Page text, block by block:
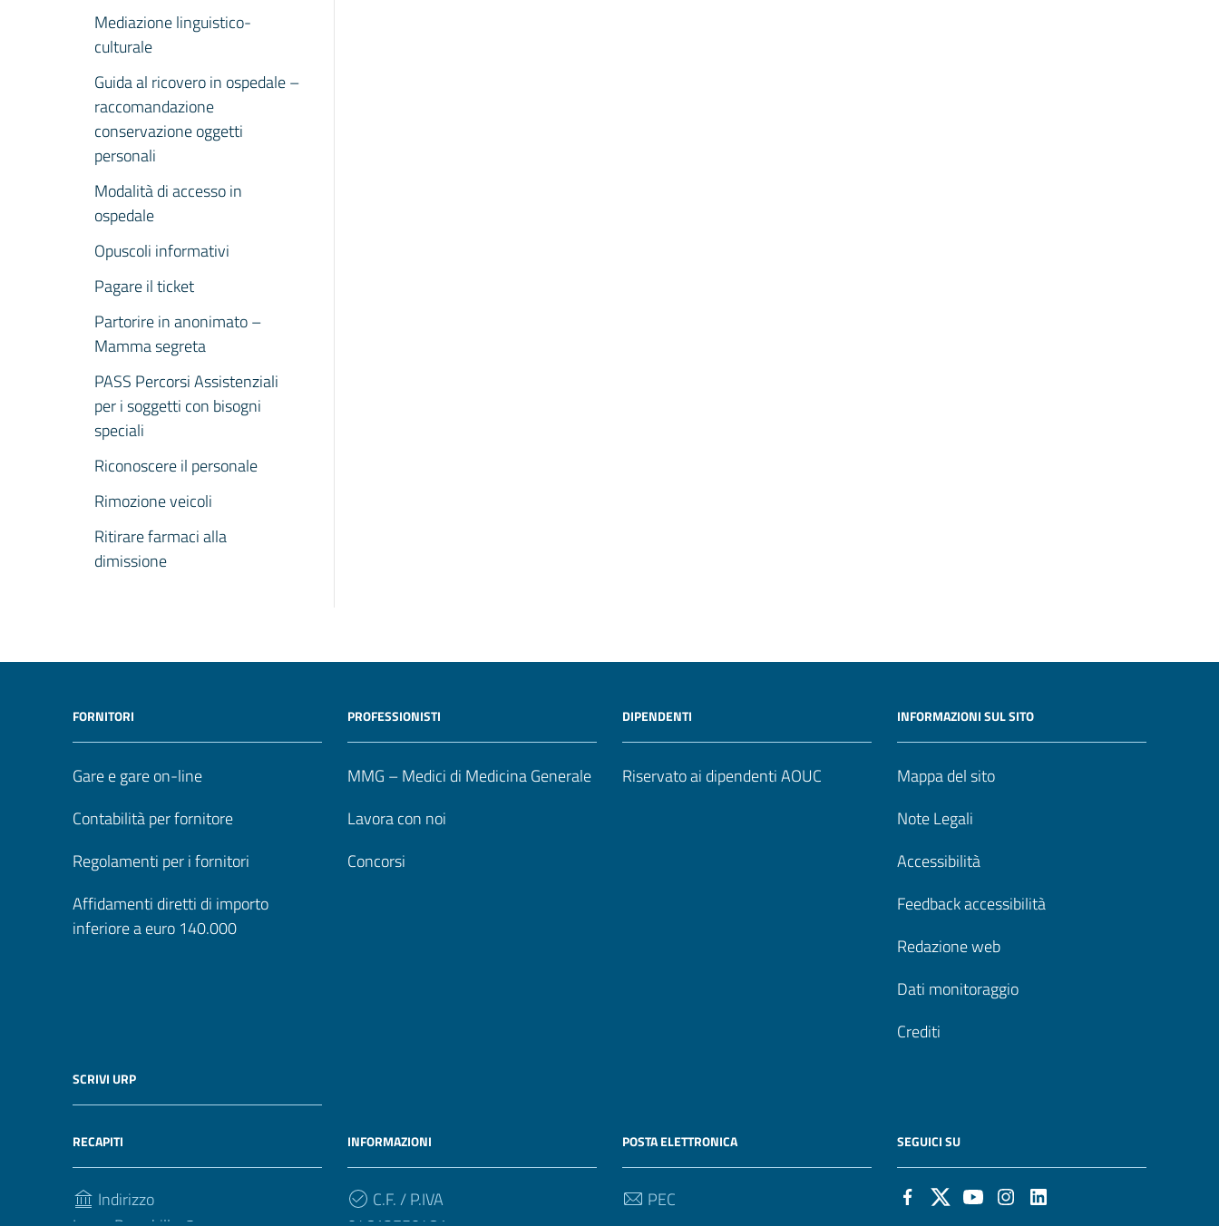
Mediazione linguistico-
culturale
Guida al ricovero in ospedale –
raccomandazione
conservazione oggetti
personali
Modalità di accesso in
ospedale
Opuscoli informativi
Pagare il ticket
Partorire in anonimato –
Mamma segreta
PASS Percorsi Assistenziali
per i soggetti con bisogni
speciali
Riconoscere il personale
Rimozione veicoli
Ritirare farmaci alla
dimissione
FORNITORI
Gare e gare on-line
Contabilità per fornitore
Regolamenti per i fornitori
Affidamenti diretti di importo
inferiore a euro 140.000
PROFESSIONISTI
MMG – Medici di Medicina Generale
Lavora con noi
Concorsi
DIPENDENTI
Riservato ai dipendenti AOUC
INFORMAZIONI SUL SITO
Mappa del sito
Note Legali
Accessibilità
Feedback accessibilità
Redazione web
Dati monitoraggio
Crediti
SCRIVI URP
RECAPITI
Indirizzo
INFORMAZIONI
C.F. / P.IVA
POSTA ELETTRONICA
PEC
SEGUICI SU